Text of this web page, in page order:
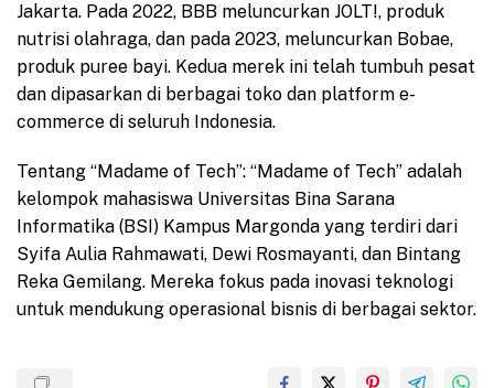
Jakarta. Pada 2022, BBB meluncurkan JOLT!, produk
nutrisi olahraga, dan pada 2023, meluncurkan Bobae,
produk puree bayi. Kedua merek ini telah tumbuh pesat
dan dipasarkan di berbagai toko dan platform e-
commerce di seluruh Indonesia.
Tentang “Madame of Tech”: “Madame of Tech” adalah
kelompok mahasiswa Universitas Bina Sarana
Informatika (BSI) Kampus Margonda yang terdiri dari
Syifa Aulia Rahmawati, Dewi Rosmayanti, dan Bintang
Reka Gemilang. Mereka fokus pada inovasi teknologi
untuk mendukung operasional bisnis di berbagai sektor.